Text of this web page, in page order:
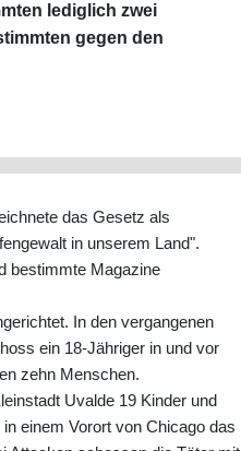
lediglich zwei
gegen den
das Gesetz als
in unserem Land".
bestimmte Magazine
In den vergangenen
ein 18-Jähriger in und vor
zehn Menschen.
Uvalde 19 Kinder und
einem Vorort von Chicago das